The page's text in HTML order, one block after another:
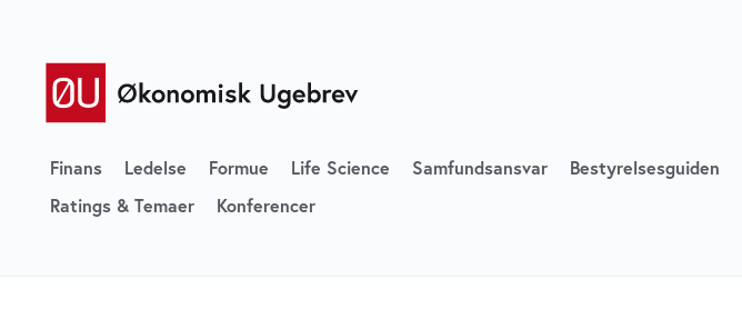
Finans Ledelse Formue Life Science Samfundsansvar Bestyrelsesguiden
Ratings & Temaer
Konferencer